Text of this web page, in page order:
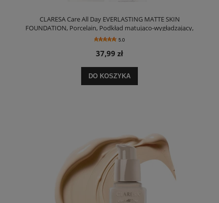
CLARESA Care All Day EVERLASTING MATTE SKIN
FOUNDATION, Porcelain, Podkład matująco-wygładzający,
32ml 5.0
37,99 zł
DO KOSZYKA